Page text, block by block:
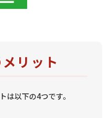
リット
は以下の4つです。